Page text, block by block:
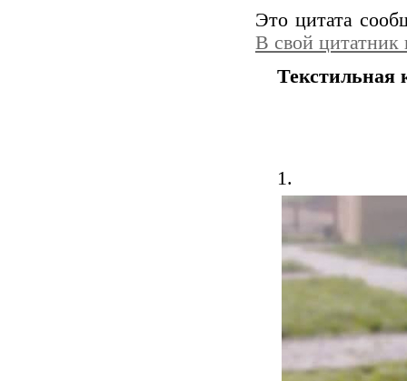
Это цитата
В свой цитатник
Текстильная
1.